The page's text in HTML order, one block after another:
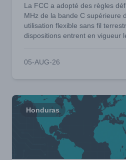
La FCC a adopté des règles
MHz de la bande C supérieure
utilisation flexible sans fil
dispositions entrent en vigueur
05-AUG-26
Honduras